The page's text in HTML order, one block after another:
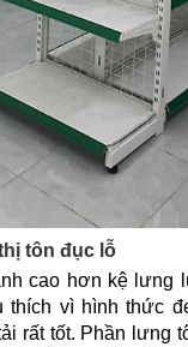
tôn đục lỗ
cao hơn kệ
thích vì hình thức
rất tốt. Phần lưng